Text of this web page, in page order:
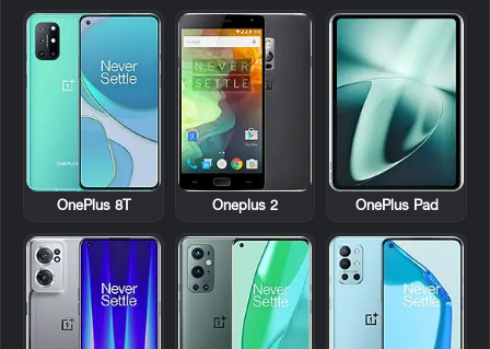
OnePlus Pad
Oneplus 2
OnePlus 8T